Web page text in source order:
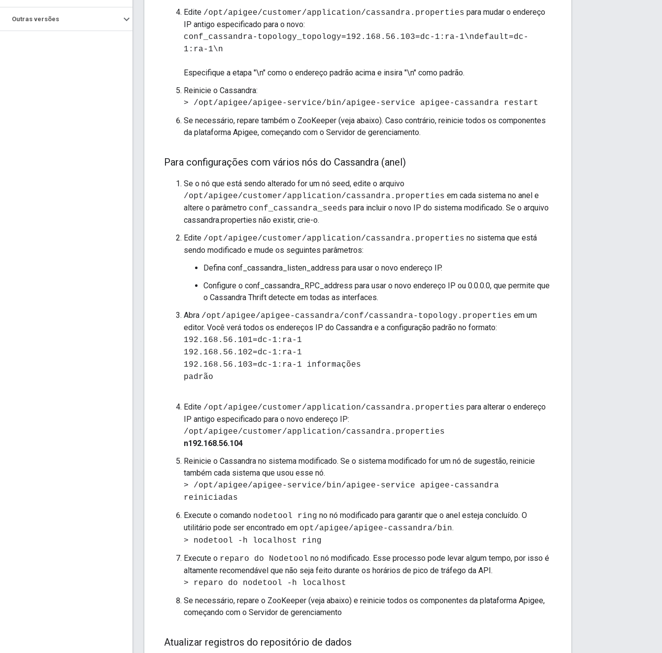
Outras versões
Edite /opt/apigee/customer/application/cassandra.properties para mudar o endereço
IP antigo especificado para o novo:
conf_cassandra-topology_topology=192.168.56.103=dc-1:ra-1\ndefault=dc-
1:ra-1\n
Especifique a etapa "\n" como o endereço padrão acima e insira "\n" como padrão.
Reinicie o Cassandra:
> /opt/apigee/apigee-service/bin/apigee-service apigee-cassandra restart
Se necessário, repare também o ZooKeeper (veja abaixo). Caso contrário, reinicie todos os componentes
da plataforma Apigee, começando com o Servidor de gerenciamento.
Para configurações com vários nós do Cassandra (anel)
Se o nó que está sendo alterado for um nó seed, edite o arquivo
/opt/apigee/customer/application/cassandra.properties em cada sistema no anel e
altere o parâmetro conf_cassandra_seeds para incluir o novo IP do sistema modificado. Se o arquivo
cassandra.properties não existir, crie-o.
Edite /opt/apigee/customer/application/cassandra.properties no sistema que está
sendo modificado e mude os seguintes parâmetros:
Defina conf_cassandra_listen_address para usar o novo endereço IP.
Configure o conf_cassandra_RPC_address para usar o novo endereço IP ou 0.0.0.0, que permite que
o Cassandra Thrift detecte em todas as interfaces.
Abra /opt/apigee/apigee-cassandra/conf/cassandra-topology.properties em um
editor. Você verá todos os endereços IP do Cassandra e a configuração padrão no formato:
192.168.56.101=dc-1:ra-1
192.168.56.102=dc-1:ra-1
192.168.56.103=dc-1:ra-1 informações
padrão
Edite /opt/apigee/customer/application/cassandra.properties para alterar o endereço
IP antigo especificado para o novo endereço IP:
/opt/apigee/customer/application/cassandra.properties
n192.168.56.104
Reinicie o Cassandra no sistema modificado. Se o sistema modificado for um nó de sugestão, reinicie
também cada sistema que usou esse nó.
> /opt/apigee/apigee-service/bin/apigee-service apigee-cassandra
reiniciadas
Execute o comando nodetool ring no nó modificado para garantir que o anel esteja concluído. O
utilitário pode ser encontrado em opt/apigee/apigee-cassandra/bin.
> nodetool -h localhost ring
Execute o reparo do Nodetool no nó modificado. Esse processo pode levar algum tempo, por isso é
altamente recomendável que não seja feito durante os horários de pico de tráfego da API.
> reparo do nodetool -h localhost
Se necessário, repare o ZooKeeper (veja abaixo) e reinicie todos os componentes da plataforma Apigee,
começando com o Servidor de gerenciamento
Atualizar registros do repositório de dados